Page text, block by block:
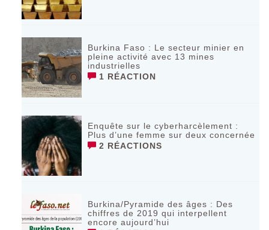
Burkina Faso : Le secteur minier en
pleine activité avec 13 mines
industrielles
1 RÉACTION
Enquête sur le cyberharcèlement :
Plus d’une femme sur deux concernée
2 RÉACTIONS
Burkina/Pyramide des âges : Des
chiffres de 2019 qui interpellent
encore aujourd’hui